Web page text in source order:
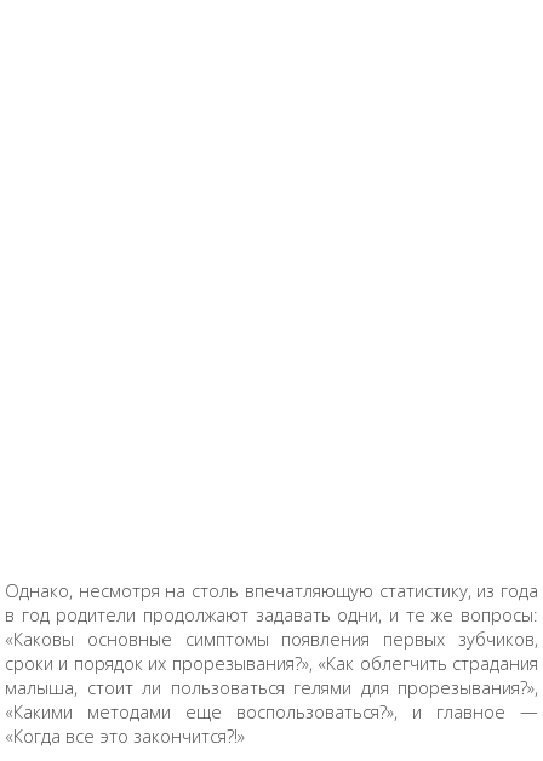
Однако, несмотря на столь впечатляющую статистику, из года
в год родители продолжают задавать одни, и те же вопросы:
«Каковы основные симптомы появления первых зубчиков,
сроки и порядок их прорезывания?», «Как облегчить страдания
малыша, стоит ли пользоваться гелями для прорезывания?»,
«Какими методами еще воспользоваться?», и главное —
«Когда все это закончится?!»